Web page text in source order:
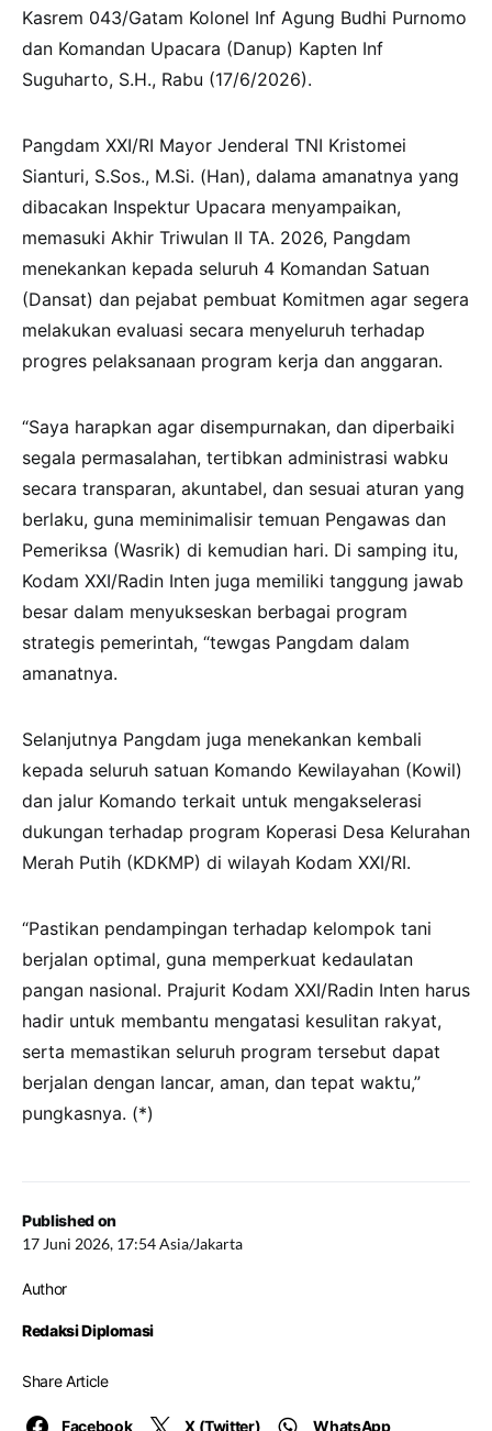
Published on
17 Juni 2026, 17:54 Asia/Jakarta
Author
Redaksi Diplomasi
Share Article
Facebook X (Twitter) WhatsApp
Kasrem 043/Gatam Kolonel Inf Agung Budhi Purnomo
dan Komandan Upacara (Danup) Kapten Inf
Suguharto, S.H., Rabu (17/6/2026).
Pangdam XXI/RI Mayor Jenderal TNI Kristomei
Sianturi, S.Sos., M.Si. (Han), dalama amanatnya yang
dibacakan Inspektur Upacara menyampaikan,
memasuki Akhir Triwulan II TA. 2026, Pangdam
menekankan kepada seluruh 4 Komandan Satuan
(Dansat) dan pejabat pembuat Komitmen agar segera
melakukan evaluasi secara menyeluruh terhadap
progres pelaksanaan program kerja dan anggaran.
“Saya harapkan agar disempurnakan, dan diperbaiki
segala permasalahan, tertibkan administrasi wabku
secara transparan, akuntabel, dan sesuai aturan yang
berlaku, guna meminimalisir temuan Pengawas dan
Pemeriksa (Wasrik) di kemudian hari. Di samping itu,
Kodam XXI/Radin Inten juga memiliki tanggung jawab
besar dalam menyukseskan berbagai program
strategis pemerintah, “tewgas Pangdam dalam
amanatnya.
Selanjutnya Pangdam juga menekankan kembali
kepada seluruh satuan Komando Kewilayahan (Kowil)
dan jalur Komando terkait untuk mengakselerasi
dukungan terhadap program Koperasi Desa Kelurahan
Merah Putih (KDKMP) di wilayah Kodam XXI/RI.
“Pastikan pendampingan terhadap kelompok tani
berjalan optimal, guna memperkuat kedaulatan
pangan nasional. Prajurit Kodam XXI/Radin Inten harus
hadir untuk membantu mengatasi kesulitan rakyat,
serta memastikan seluruh program tersebut dapat
berjalan dengan lancar, aman, dan tepat waktu,”
pungkasnya. (*)